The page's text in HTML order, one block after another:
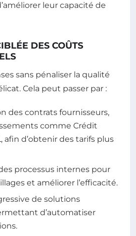
leur capacité de
DES COÛTS
sans pénaliser la qualité
Cela peut passer par :
des contrats fournisseurs,
comme Crédit
afin d’obtenir des tarifs plus
processus internes pour
et améliorer l’efficacité.
de solutions
d’automatiser